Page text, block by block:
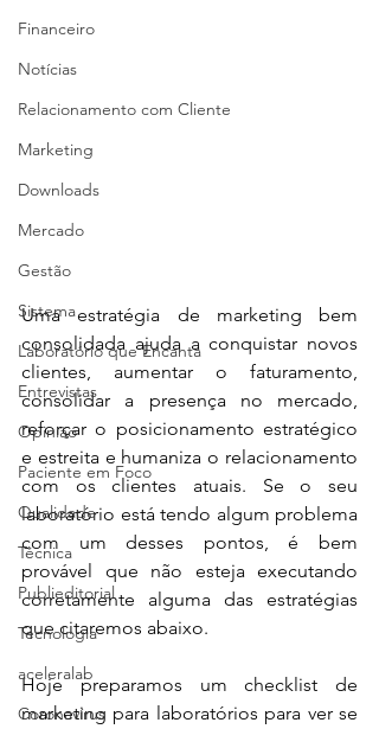
Financeiro
Notícias
Relacionamento com Cliente
Marketing
Downloads
Mercado
Gestão
Sistema
Laboratório que Encanta
Entrevistas
Opinião
Paciente em Foco
Qualidade
Técnica
Publieditorial
Tecnologia
aceleralab
Coronavírus
Uma estratégia de marketing bem
consolidada ajuda a conquistar novos
clientes, aumentar o faturamento,
consolidar a presença no mercado,
reforçar o posicionamento estratégico
e estreita e humaniza o relacionamento
com os clientes atuais. Se o seu
laboratório está tendo algum problema
com um desses pontos, é bem
provável que não esteja executando
corretamente alguma das estratégias
que citaremos abaixo.
Hoje preparamos um checklist de
marketing para laboratórios para ver se